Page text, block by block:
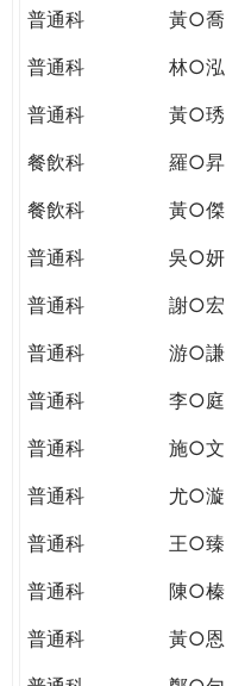
普通科
黃○喬
普通科
林○泓
普通科
黃○琇
餐飲科
羅○昇
餐飲科
黃○傑
普通科
吳○妍
普通科
謝○宏
普通科
游○謙
普通科
李○庭
普通科
施○文
普通科
尤○漩
普通科
王○臻
普通科
陳○榛
普通科
黃○恩